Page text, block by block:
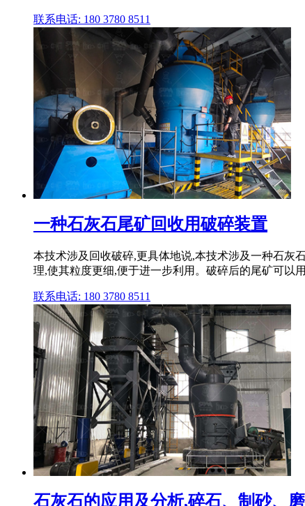
联系电话: 180 3780 8511
一种石灰石尾矿回收用破碎装置
本技术涉及回收破碎,更具体地说,本技术涉及一种石灰
理,使其粒度更细,便于进一步利用。破碎后的尾矿可以
联系电话: 180 3780 8511
石灰石的应用及分析,碎石、制砂、